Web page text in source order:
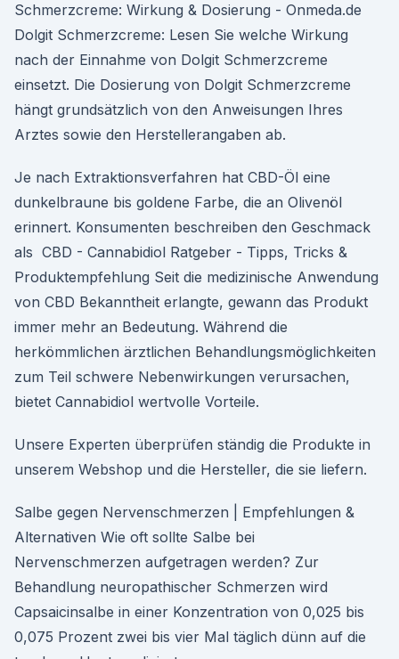
Schmerzcreme: Wirkung & Dosierung - Onmeda.de
Dolgit Schmerzcreme: Lesen Sie welche Wirkung
nach der Einnahme von Dolgit Schmerzcreme
einsetzt. Die Dosierung von Dolgit Schmerzcreme
hängt grundsätzlich von den Anweisungen Ihres
Arztes sowie den Herstellerangaben ab.
Je nach Extraktionsverfahren hat CBD-Öl eine
dunkelbraune bis goldene Farbe, die an Olivenöl
erinnert. Konsumenten beschreiben den Geschmack
als ️ CBD - Cannabidiol Ratgeber - Tipps, Tricks &
Produktempfehlung Seit die medizinische Anwendung
von CBD Bekanntheit erlangte, gewann das Produkt
immer mehr an Bedeutung. Während die
herkömmlichen ärztlichen Behandlungsmöglichkeiten
zum Teil schwere Nebenwirkungen verursachen,
bietet Cannabidiol wertvolle Vorteile.
Unsere Experten überprüfen ständig die Produkte in
unserem Webshop und die Hersteller, die sie liefern.
Salbe gegen Nervenschmerzen | Empfehlungen &
Alternativen Wie oft sollte Salbe bei
Nervenschmerzen aufgetragen werden? Zur
Behandlung neuropathischer Schmerzen wird
Capsaicinsalbe in einer Konzentration von 0,025 bis
0,075 Prozent zwei bis vier Mal täglich dünn auf die